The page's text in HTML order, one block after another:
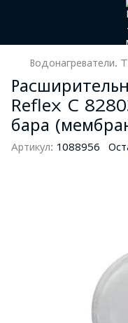
Водонагреватели.
Reflex C
бара
Артикул: 1088956